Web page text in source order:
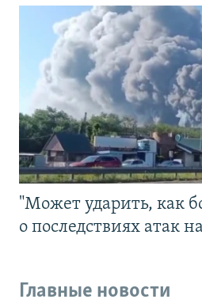
"Может ударить, как
о последствиях атак
Главные новости